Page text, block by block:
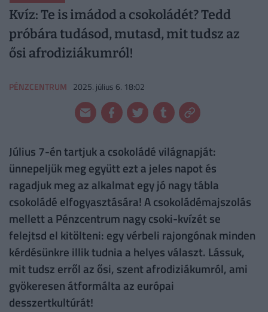
Kvíz: Te is imádod a csokoládét? Tedd
próbára tudásod, mutasd, mit tudsz az
ősi afrodiziákumról!
PÉNZCENTRUM 2025. július 6. 18:02
Július 7-én tartjuk a csokoládé világnapját:
ünnepeljük meg együtt ezt a jeles napot és
ragadjuk meg az alkalmat egy jó nagy tábla
csokoládé elfogyasztására! A csokoládémajszolás
mellett a Pénzcentrum nagy csoki-kvízét se
felejtsd el kitölteni: egy vérbeli rajongónak minden
kérdésünkre illik tudnia a helyes választ. Lássuk,
mit tudsz erről az ősi, szent afrodiziákumról, ami
gyökeresen átformálta az európai
desszertkultúrát!